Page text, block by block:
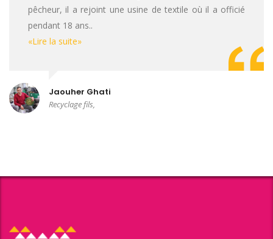
pêcheur, il a rejoint une usine de textile où il a officié
pendant 18 ans..
«Lire la suite»
Jaouher Ghati
Recyclage fils,